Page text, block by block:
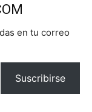
en tu correo
Suscribirse